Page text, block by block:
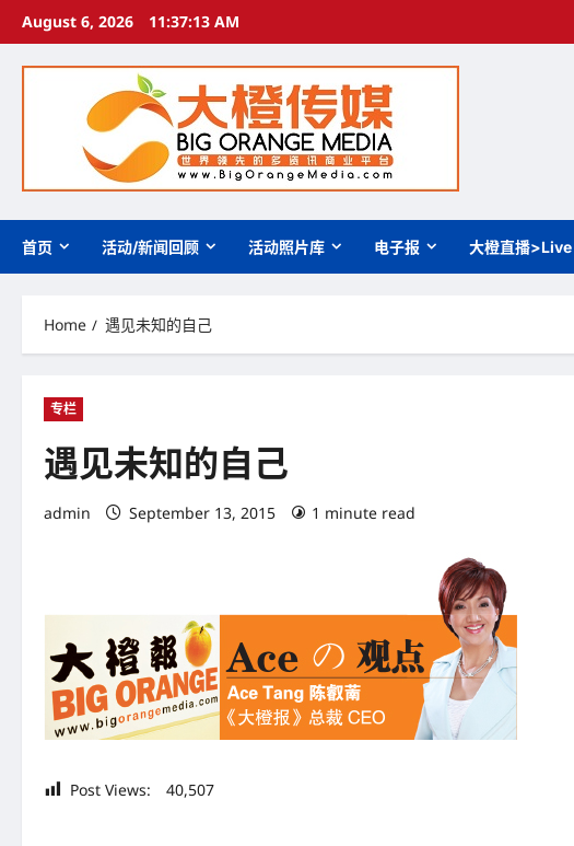
Skip
content
August 6, 2026 11:37:14 AM
首页 活动/新闻回顾 活动照片库 电子报 大橙直播>Live
Home 遇见未知的自己
专栏
遇见未知的自己
admin September 13, 2015 1 minute read
Post Views: 40,507